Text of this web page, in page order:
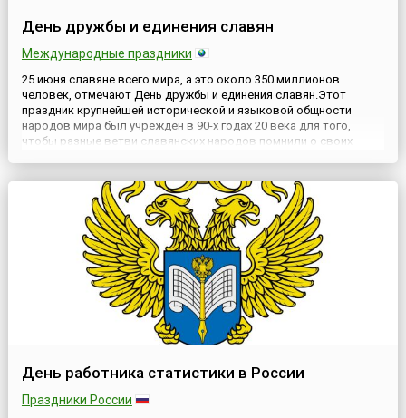
День дружбы и единения славян
Международные праздники
25 июня славяне всего мира, а это около 350 миллионов
человек, отмечают День дружбы и единения славян.Этот
праздник крупнейшей исторической и языковой общности
народов мира был учреждён в 90-х годах 20 века для того,
чтобы разные ветви славянских народов помнили о своих
День работника статистики в России
Праздники России